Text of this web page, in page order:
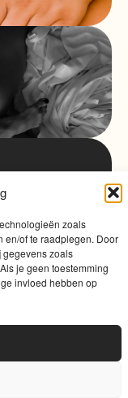
zoals
en/of te raadplegen. Door
gegevens zoals
je geen toestemming
invloed hebben op